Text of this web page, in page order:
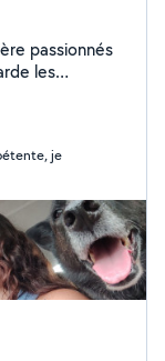
les
services en
a la
je